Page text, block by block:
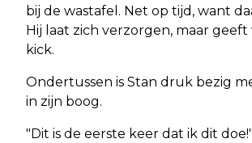
bij de wastafel. Net op tijd, want
Hij laat zich verzorgen, maar
kick.
Ondertussen is Stan druk bezig
in zijn boog.
"Dit is de eerste keer dat ik dit